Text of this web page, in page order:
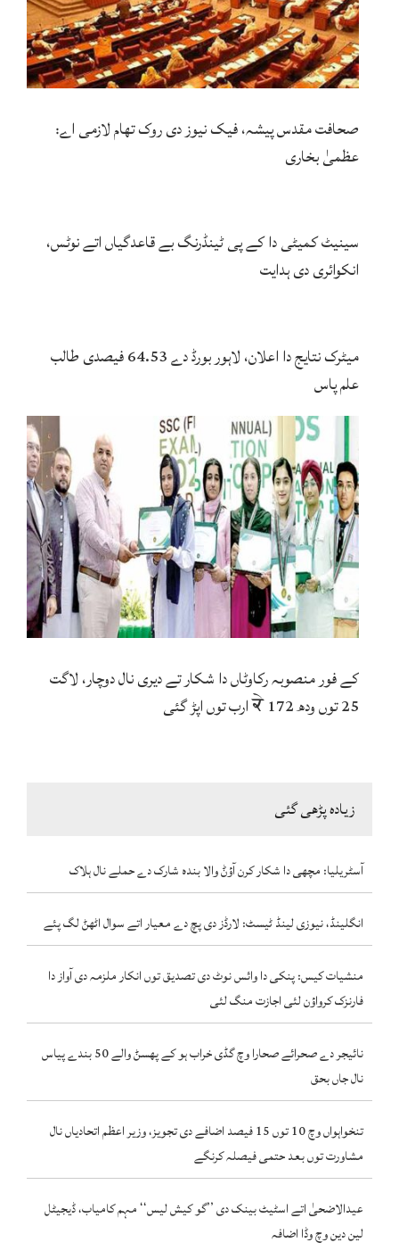
صحافت مقدس پیشہ، فیک نیوز دی روک تھام لازمی اے:
عظمیٰ بخاری
سینیٹ کمیٹی دا کے پی ٹینڈرنگ بے قاعدگیاں اتے نوٹس،
انکوائری دی ہدایت
میٹرک نتایج دا اعلان، لاہور بورڈ دے 64.53 فیصدی طالب
علم پاس
کے فور منصوبہ رکاوٹاں دا شکار تے دیری نال دوچار، لاگت
25 توں ودھ ਕੇ 172 ارب توں اپڑ گئی
زیادہ پڑھی گئی
آسٹریلیا: مچھی دا شکار کرن آؤݨ والا بندہ شارک دے حملے نال ہلاک
انگلینڈ، نیوزی لینڈ ٹیسٹ: لارڈز دی پچ دے معیار اتے سوال اٹھݨ لگ پئے
منشیات کیس: پنکی دا وائس نوٹ دی تصدیق توں انکار ملزمہ دی آواز دا
فارنزک کرواؤن لئی اجازت منگ لئی
نائیجر دے صحرائے صحارا وچ گڈی خراب ہو کے پھسݨ والے 50 بندے پیاس
نال جاں بحق
تنخواہواں وچ 10 توں 15 فیصد اضافے دی تجویز، وزیر اعظم اتحادیاں نال
مشاورت توں بعد حتمی فیصلہ کرنگے
عیدالاضحیٰ اتے اسٹیٹ بینک دی ’’گو کیش لیس‘‘ مہم کامیاب، ڈیجیٹل
لین دین وچ وڈا اضافہ